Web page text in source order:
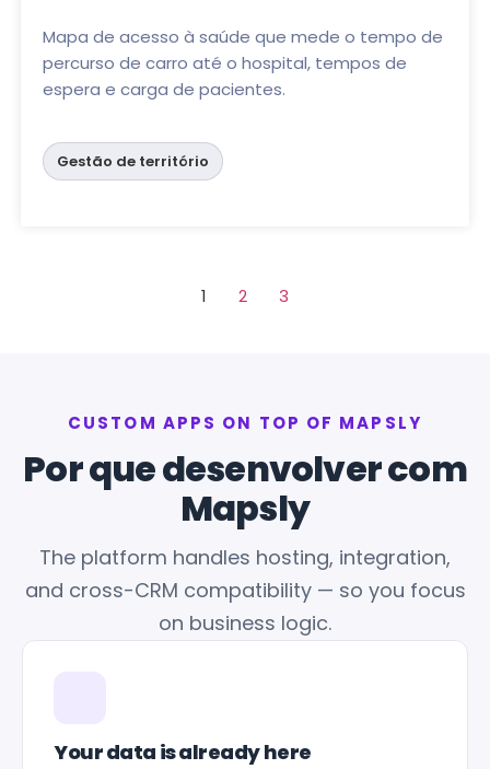
Mapa de acesso à saúde que mede o tempo de
percurso de carro até o hospital, tempos de
espera e carga de pacientes.
Gestão de território
1 2 3
CUSTOM APPS ON TOP OF MAPSLY
Por que desenvolver com
Mapsly
The platform handles hosting, integration,
and cross-CRM compatibility — so you focus
on business logic.
Your data is already here